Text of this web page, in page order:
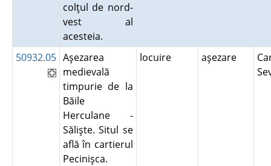
colţul de nord-
vest al
acesteia.
50932.05 Aşezarea
medievală
timpurie de la
Băile
Herculane -
Sălişte. Situl se
află în cartierul
Pecinişca.
locuire aşezare